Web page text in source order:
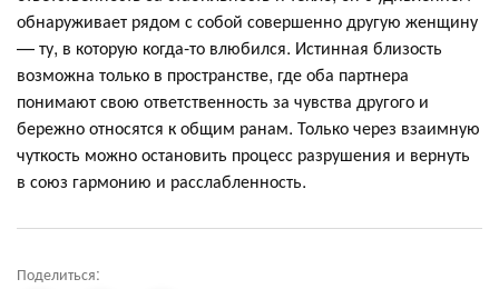
обнаруживает рядом с собой совершенно другую женщину
— ту, в которую когда-то влюбился. Истинная близость
возможна только в пространстве, где оба партнера
понимают свою ответственность за чувства другого и
бережно относятся к общим ранам. Только через взаимную
чуткость можно остановить процесс разрушения и вернуть
в союз гармонию и расслабленность.
Поделиться: